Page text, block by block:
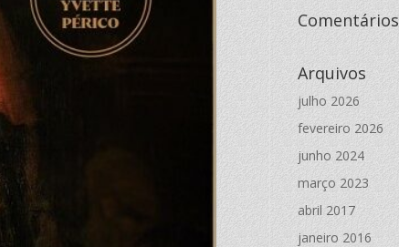
Comentários
Arquivos
julho 2026
fevereiro 2026
junho 2024
março 2023
abril 2017
janeiro 2016